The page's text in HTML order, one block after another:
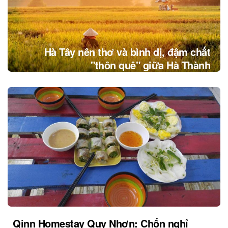
Hà Tây nên thơ và bình dị, đậm chất
"thôn quê" giữa Hà Thành
Qinn Homestay Quy Nhơn: Chốn nghỉ